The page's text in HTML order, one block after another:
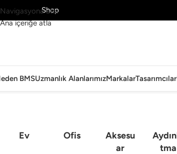
Navigasyona atla
Ana içeriğe atla
KeşfetShop
BMSUzmanlık AlanlarımızMarkalarTasarımcılar
Ana Sayfa›Puf
Ev Ofis
Aksesu
Ar
Tma